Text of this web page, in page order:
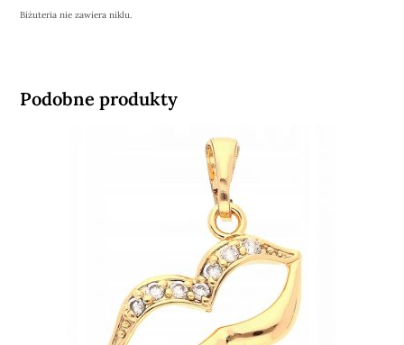
Biżuteria nie zawiera niklu.
Podobne produkty